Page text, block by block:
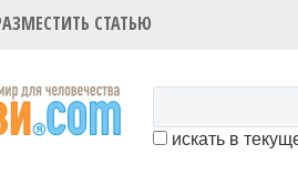
СТАТЬЮ
искать в